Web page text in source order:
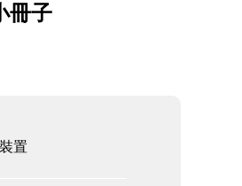
冊子
置